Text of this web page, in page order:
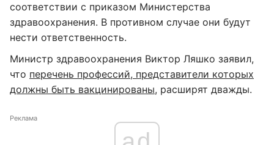
соответствии с приказом Министерства
здравоохранения. В противном случае они будут
нести ответственность.
Министр здравоохранения Виктор Ляшко заявил,
что перечень профессий, представители которых
должны быть вакцинированы, расширят дважды.
Реклама